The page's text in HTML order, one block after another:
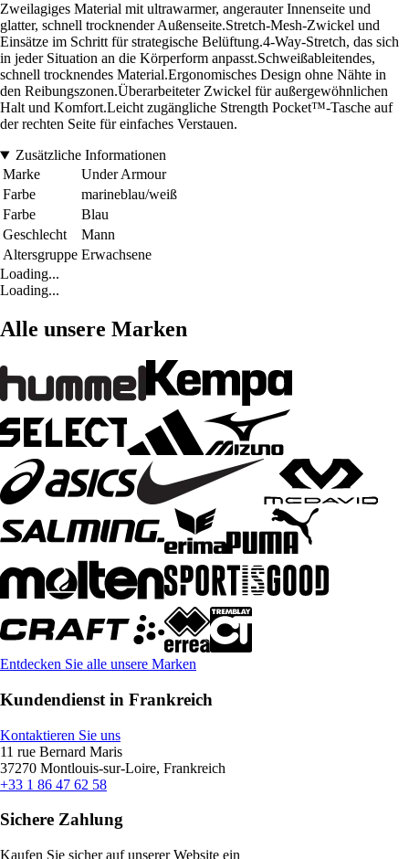
Zweilagiges Material mit ultrawarmer, angerauter Innenseite und
glatter, schnell trocknender Außenseite.Stretch-Mesh-Zwickel und
Einsätze im Schritt für strategische Belüftung.4-Way-Stretch, das sich
in jeder Situation an die Körperform anpasst.Schweißableitendes,
schnell trocknendes Material.Ergonomisches Design ohne Nähte in
den Reibungszonen.Überarbeiteter Zwickel für außergewöhnlichen
Halt und Komfort.Leicht zugängliche Strength Pocket™-Tasche auf
der rechten Seite für einfaches Verstauen.
Zusätzliche Informationen
Marke
Under Armour
Farbe
marineblau/weiß
Farbe
Blau
Geschlecht
Mann
Altersgruppe Erwachsene
Loading...
Loading...
Alle unsere Marken
Entdecken Sie alle unsere Marken
Kundendienst in Frankreich
Kontaktieren Sie uns
11 rue Bernard Maris
37270 Montlouis-sur-Loire, Frankreich
+33 1 86 47 62 58
Sichere Zahlung
Kaufen Sie sicher auf unserer Website ein